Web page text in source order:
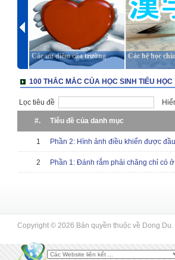
Các ưu điểm của trường Các hệ học
100 THẮC MẮC CỦA HỌC SINH TIỂU HỌC
Lọc tiêu đề
#. Tiêu đề của danh mục
1 Phần 2: Hình ảnh điều khiển được
2 Phần 1: Đánh rắm phải chăng chỉ có
Copyright © 2026 Bản quyền thuộc về Dong Du.